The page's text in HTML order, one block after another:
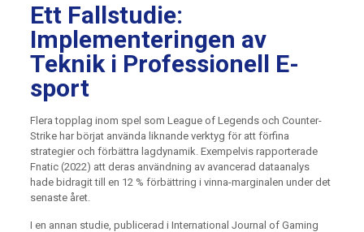
Ett Fallstudie:
Implementeringen av
Teknik i Professionell E-
sport
Flera topplag inom spel som League of Legends och Counter-
Strike har börjat använda liknande verktyg för att förfina
strategier och förbättra lagdynamik. Exempelvis rapporterade
Fnatic (2022) att deras användning av avancerad dataanalys
hade bidragit till en 12 % förbättring i vinna-marginalen under det
senaste året.
I en annan studie, publicerad i International Journal of Gaming